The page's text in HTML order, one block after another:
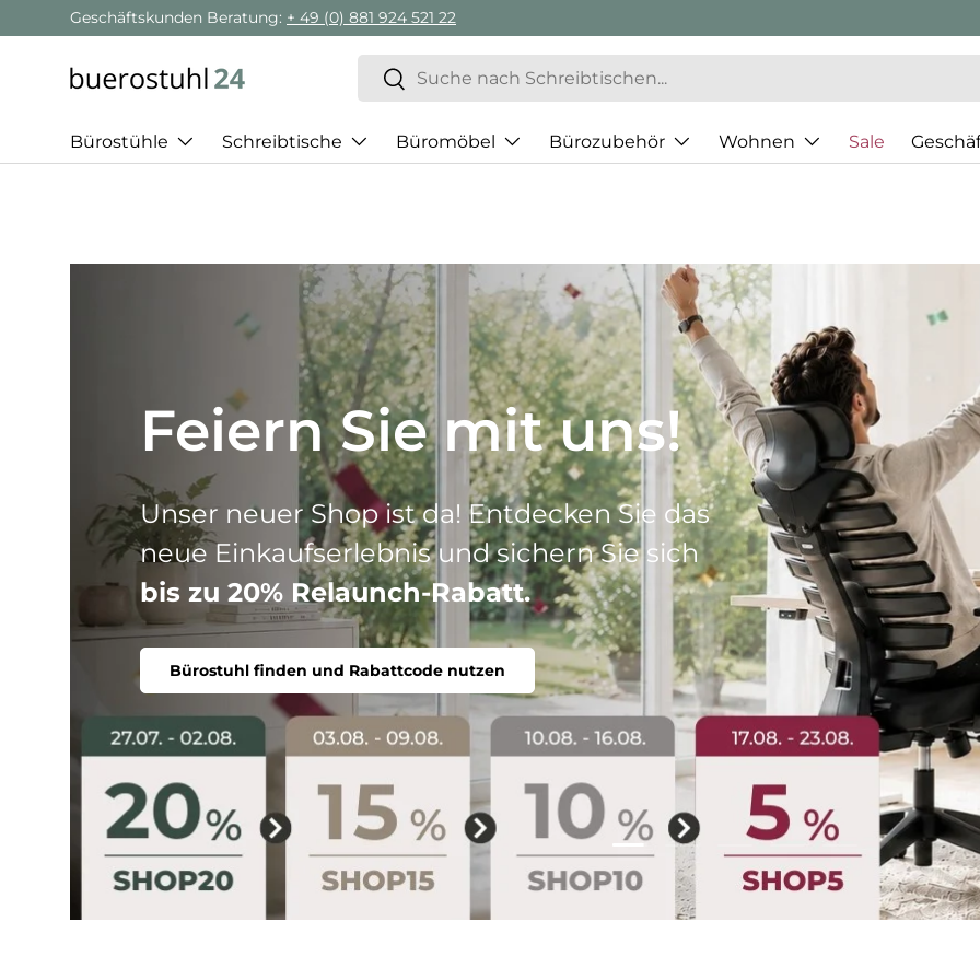
Direkt zum Inhalt
Geschäftskunden Beratung: + 49 (0) 881 924 521 22
Suchen
Suchen
Bürostühle Schreibtische Büromöbel Bürozubehör Wohnen Sale
Best of HJH
Drei Produktlinien, ein Ziel: Ihr perfekter
Stuhl. Ergonomisch, komfortabel, individuell.
Bürostuhl finden
Folie laden 1 von 5
Folie laden 2 von 5
Folie laden 3 von 5
Folie laden 4 von 5
Folie laden 5